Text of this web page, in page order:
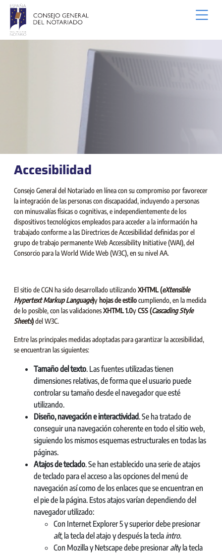
Siirry pääsisältöön
Accesibilidad
Consejo General del Notariado en línea con su compromiso por favorecer
la integración de las personas con discapacidad, incluyendo a personas
con minusvalías físicas o cognitivas, e independientemente de los
dispositivos tecnológicos empleados para acceder a la información ha
trabajado conforme a las Directrices de Accesibilidad definidas por el
grupo de trabajo permanente Web Accessibility Initiative (WAI), del
Consorcio para la World Wide Web (W3C), en su nivel AA.
El sitio de CGN ha sido desarrollado utilizandoXHTML (eXtensible
Hypertext Markup Language)y hojas de estilocumpliendo, en la medida
de lo posible, con las validacionesXHTML 1.0yCSS (Cascading Style
Sheets)del W3C.
Entre las principales medidas adoptadas para garantizar la accesibilidad,
se encuentran las siguientes:
Tamaño del texto. Las fuentes utilizadas tienen
dimensiones relativas, de forma que el usuario puede
controlar su tamaño desde el navegador que esté
utilizando.
Diseño, navegación e interactividad. Se ha tratado de
conseguir una navegación coherente en todo el sitio web,
siguiendo los mismos esquemas estructurales en todas las
páginas.
Atajos de teclado. Se han establecido una serie de atajos
de teclado para el acceso a las opciones del menú de
navegación así como de los enlaces que se encuentran en
el pie de la página. Estos atajos varían dependiendo del
navegador utilizado:
Con Internet Explorer 5 y superior debe presionar
alt, la tecla del atajo y después la tecla intro.
Con Mozilla y Netscape debe presionar alty la tecla